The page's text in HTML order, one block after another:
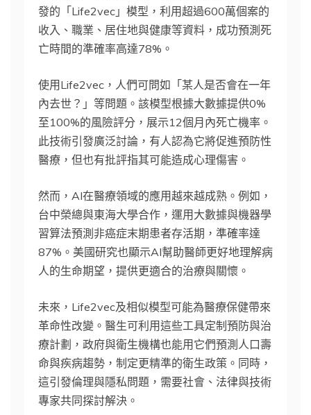
發的「Life2vec」模型，利用超過600萬個案的
收入、職業、居住地與健康等資料，成功預測死
亡時間的準確率高達78%。
使用Life2vec，人們可問如「某人是否會在一年
內去世？」等問題。該模型根據大數據提供0%
至100%的風險評分，展示12個月內死亡機率。
此技術引發廣泛討論，有人認為它將促進預防性
醫療，但也有批評指其可能造成心理傷害。
然而，AI在醫療領域的應用越來越成熟。例如，
台中榮總與東海大學合作，運用大數據與機器學
習算法預測非癌症末期患者存活期，準確率達
87%。美國研究也顯示AI幫助醫師更好地理解病
人的生命期望，提供更適合的治療與關懷。
未來，Life2vec及相似模型可能為醫療保健帶來
革命性改變。醫生可利用這些工具定制預防與治
療計劃，政府與衛生機構也能用它們預測人口壽
命與疾病趨勢，制定更精準的衛生政策。同時，
這引發倫理與隱私問題，需要社會、法律與技術
專家共同探討解決。